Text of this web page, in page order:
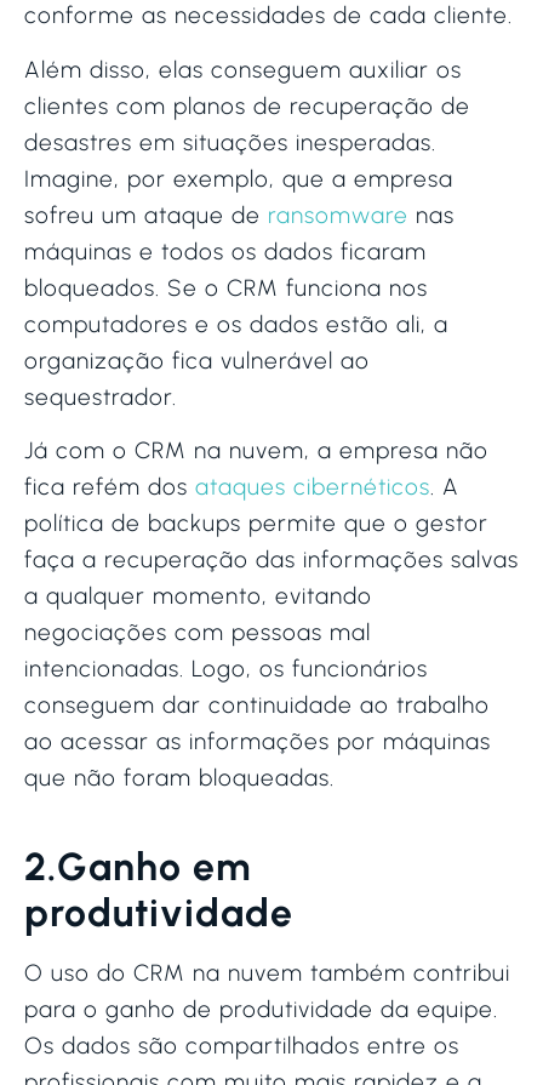
conforme as necessidades de cada cliente.
Além disso, elas conseguem auxiliar os
clientes com planos de recuperação de
desastres em situações inesperadas.
Imagine, por exemplo, que a empresa
sofreu um ataque de ransomware nas
máquinas e todos os dados ficaram
bloqueados. Se o CRM funciona nos
computadores e os dados estão ali, a
organização fica vulnerável ao
sequestrador.
Já com o CRM na nuvem, a empresa não
fica refém dos ataques cibernéticos. A
política de backups permite que o gestor
faça a recuperação das informações salvas
a qualquer momento, evitando
negociações com pessoas mal
intencionadas. Logo, os funcionários
conseguem dar continuidade ao trabalho
ao acessar as informações por máquinas
que não foram bloqueadas.
2.Ganho em
produtividade
O uso do CRM na nuvem também contribui
para o ganho de produtividade da equipe.
Os dados são compartilhados entre os